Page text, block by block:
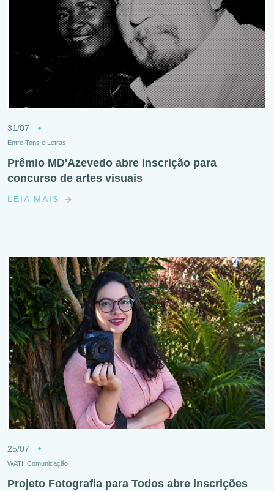
31/07
Entre Tons e Letras
Prêmio MD'Azevedo abre inscrição para
concurso de artes visuais
LEIA MAIS
25/07
WATII Comunicação
Projeto Fotografia para Todos abre inscrições